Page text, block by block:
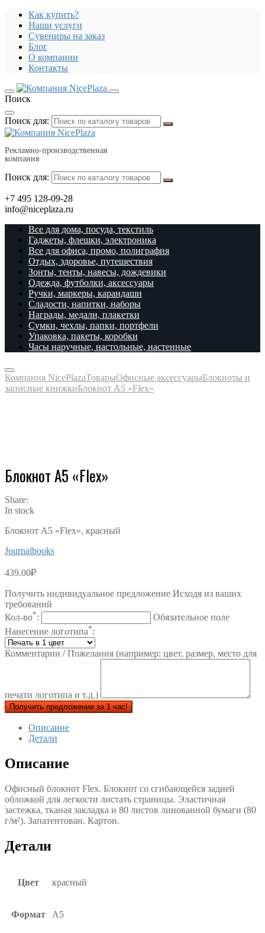
Как купить?
Наши услуги
Сувениры на заказ
Блог
О компании
Контакты
Поиск
Поиск для:
Рекламно-производственная
компания
Поиск для:
+7 495 128-09-28
info@niceplaza.ru
Все для дома, посуда, текстиль
Гаджеты, флешки, электроника
Все для офиса, промо, полиграфия
Отдых, здоровье, путешествия
Зонты, тенты, навесы, дождевики
Одежда, футболки, аксессуары
Ручки, маркеры, карандаши
Сладости, напитки, наборы
Награды, медали, плакетки
Сумки, чехлы, папки, портфели
Упаковка, пакеты, коробки
Часы наручные, настольные, настенные
Компания NicePlazaТоварыОфисные аксессуарыБлокноты и
записные книжкиБлокнот А5 «Flex»
Блокнот А5 «Flex»
Share:
In stock
Блокнот А5 «Flex», красный
Journalbooks
439.00₽
Получить индивидуальное предложение Исходя из ваших
требований
Кол-во*:
Обязательное поле
Нанесение логотипа*:
Комментарии / Пожелания (например: цвет, размер, место для
печати логотипа и т.д.)
Получить предложение за 1 час!
Описание
Детали
Описание
Офисный блокнот Flex. Блокнот со сгибающейся задней
обложкой для легкости листать страницы. Эластичная
застежка, тканая закладка и 80 листов линованной бумаги (80
г/м²). Запатентован. Картон.
Детали
Цвет красный
Формат А5